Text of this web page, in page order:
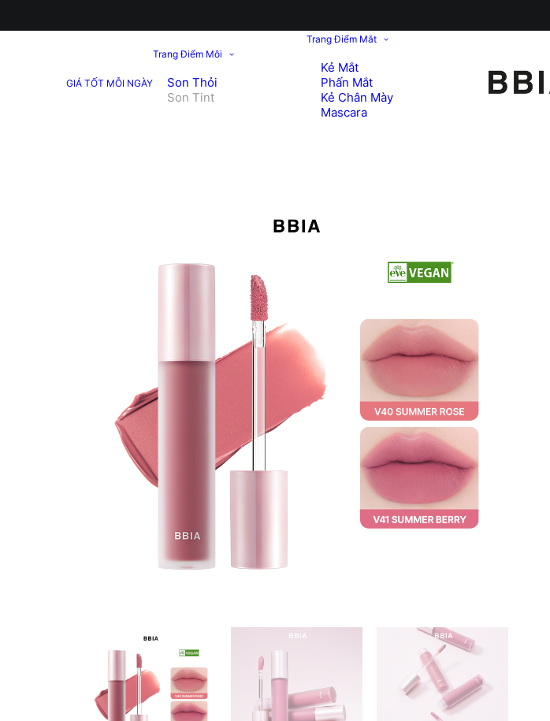
GIÁ TỐT MỖI NGÀY
Trang Điểm Môi
Son Thỏi
Son Tint
Trang Điểm Mắt
Kẻ Mắt
Phấn Mắt
Kẻ Chân Mày
Mascara